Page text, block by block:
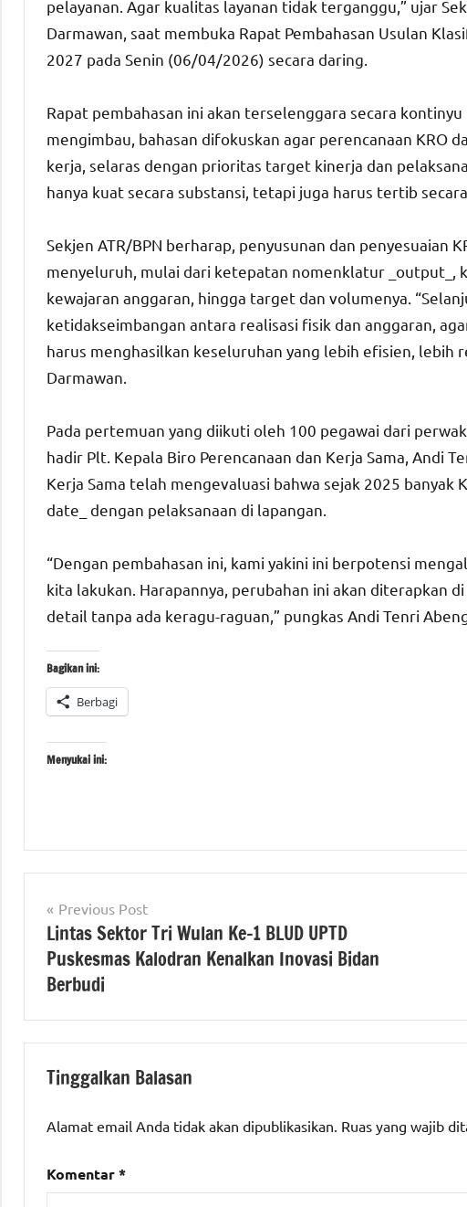
pelayanan. Agar kualitas layanan tidak terganggu,” ujar
Darmawan, saat membuka Rapat Pembahasan Usulan
2027 pada Senin (06/04/2026) secara daring.
Rapat pembahasan ini akan terselenggara secara
mengimbau, bahasan difokuskan agar perencanaan KRO
kerja, selaras dengan prioritas target kinerja dan
hanya kuat secara substansi, tetapi juga harus tertib
Sekjen ATR/BPN berharap, penyusunan dan penyesuaian
menyeluruh, mulai dari ketepatan nomenklatur _output_,
kewajaran anggaran, hingga target dan volumenya.
ketidakseimbangan antara realisasi fisik dan anggaran,
harus menghasilkan keseluruhan yang lebih efisien, lebih
Darmawan.
Pada pertemuan yang diikuti oleh 100 pegawai dari
hadir Plt. Kepala Biro Perencanaan dan Kerja Sama, Andi
Kerja Sama telah mengevaluasi bahwa sejak 2025 banyak
date_ dengan pelaksanaan di lapangan.
“Dengan pembahasan ini, kami yakini ini berpotensi
kita lakukan. Harapannya, perubahan ini akan diterapkan
detail tanpa ada keragu-raguan,” pungkas Andi Tenri
Bagikan ini:
Berbagi
Menyukai ini:
#KementerianATRBPN
#MelayaniProfesionalTerpercaya
#MajuDanModern
#MenujuPelayananKelasDunia
#Kementerian
ATR/BPN
#Kementerian
ATR/BPN RI
Navigasi
pos
Previous Post
Lintas Sektor Tri Wulan Ke-1 BLUD UPTD
Puskesmas Kalodran Kenalkan Inovasi Bidan
Berbudi
Tinggalkan Balasan
Alamat email Anda tidak akan dipublikasikan. Ruas yang wajib
Komentar*